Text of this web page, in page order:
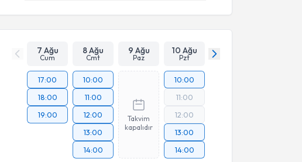
7 Ağu
Cum
8 Ağu
Cmt
9 Ağu
Paz
10 Ağu
Pzt
17:00
18:00
19:00
10:00
11:00
12:00
13:00
14:00
Takvim
kapalıdır
10:00
11:00
12:00
13:00
14:00